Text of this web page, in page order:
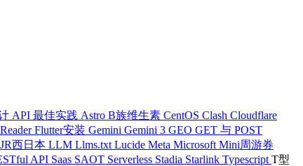
API 最佳实践 Astro B族维生素 CentOS Clash Cloudflare
Flutter安装 Gemini Gemini 3 GEO GET 与 POST
JR西日本 LLM Llms.txt Lucide Meta Microsoft Mini周游券
API Saas SAOT Serverless Stadia Starlink Typescript T型